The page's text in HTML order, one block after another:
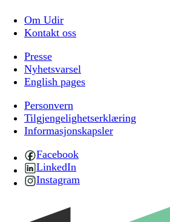
Om Udir
Kontakt oss
Presse
Nyhetsvarsel
English pages
Personvern
Tilgjengelighetserklæring
Informasjonskapsler
Facebook
LinkedIn
Instagram